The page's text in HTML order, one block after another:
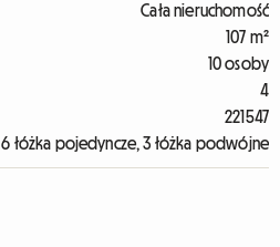
Cała nieruchomość
107 m²
10 osoby
4
221547
6 łóżka pojedyncze, 3 łóżka podwójne